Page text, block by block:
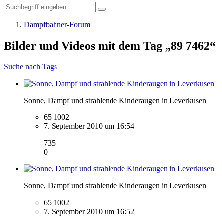
Dampfbahner-Forum
Bilder und Videos mit dem Tag „89 7462“
Suche nach Tags
Sonne, Dampf und strahlende Kinderaugen in Leverkusen
65 1002
7. September 2010 um 16:54
735
0
Sonne, Dampf und strahlende Kinderaugen in Leverkusen
65 1002
7. September 2010 um 16:52